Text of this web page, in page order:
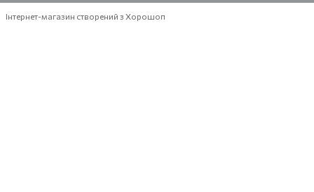
Інтернет-магазин створений з Хорошоп